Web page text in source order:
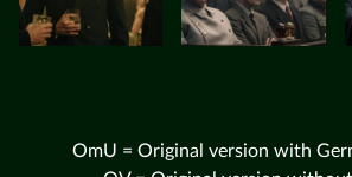
OmU = Original version with